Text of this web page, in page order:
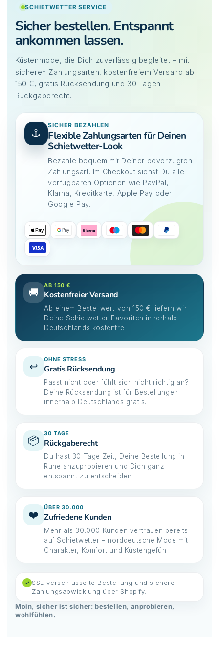
SCHIETWETTER SERVICE
Sicher bestellen. Entspannt
ankommen lassen.
Küstenmode, die Dich zuverlässig begleitet – mit
sicheren Zahlungsarten, kostenfreiem Versand ab
150 €, gratis Rücksendung und 30 Tagen
Rückgaberecht.
⚓
SICHER BEZAHLEN
Flexible Zahlungsarten für Deinen
Schietwetter-Look
Bezahle bequem mit Deiner bevorzugten
Zahlungsart. Im Checkout siehst Du alle
verfügbaren Optionen wie PayPal,
Klarna, Kreditkarte, Apple Pay oder
Google Pay.
🚚
AB 150 €
Kostenfreier Versand
Ab einem Bestellwert von 150 € liefern wir
Deine Schietwetter-Favoriten innerhalb
Deutschlands kostenfrei.
↩️
OHNE STRESS
Gratis Rücksendung
Passt nicht oder fühlt sich nicht richtig an?
Deine Rücksendung ist für Bestellungen
innerhalb Deutschlands gratis.
📦
30 TAGE
Rückgaberecht
Du hast 30 Tage Zeit, Deine Bestellung in
Ruhe anzuprobieren und Dich ganz
entspannt zu entscheiden.
❤️
ÜBER 30.000
Zufriedene Kunden
Mehr als 30.000 Kunden vertrauen bereits
auf Schietwetter – norddeutsche Mode mit
Charakter, Komfort und Küstengefühl.
✓ SSL-verschlüsselte Bestellung und sichere
Zahlungsabwicklung über Shopify.
Moin, sicher ist sicher: bestellen, anprobieren,
wohlfühlen.